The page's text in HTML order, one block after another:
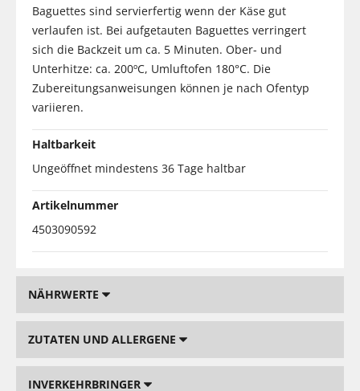
Baguettes sind servierfertig wenn der Käse gut
verlaufen ist. Bei aufgetauten Baguettes verringert
sich die Backzeit um ca. 5 Minuten. Ober- und
Unterhitze: ca. 200ºC, Umluftofen 180°C. Die
Zubereitungsanweisungen können je nach Ofentyp
variieren.
Haltbarkeit
Ungeöffnet mindestens 36 Tage haltbar
Artikelnummer
4503090592
NÄHRWERTE
ZUTATEN UND ALLERGENE
INVERKEHRBRINGER